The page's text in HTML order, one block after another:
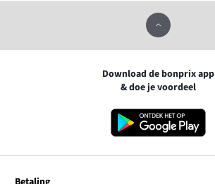
Download de bonprix app
& doe je voordeel